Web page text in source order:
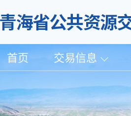
首页 交易信息